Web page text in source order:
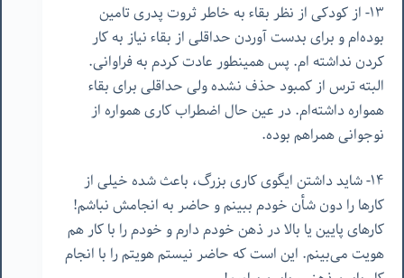
١٣- از کودکی از نظر بقاء به خاطر ثروت پدری تامین
بوده‌ام و برای بدست آوردن حداقلی از بقاء نیاز به کار
کردن نداشته ام. پس همینطور عادت کردم به فراوانی.
البته ترس از کمبود حذف نشده ولی حداقلی برای بقاء
همواره داشته‌ام. در عین حال اضطراب کاری همواره از
نوجوانی همراهم بوده.
١۴- شاید داشتن ایگوی کاری بزرگ، باعث شده خیلی از
کارها را دون شأن خودم ببینم و حاضر به انجامش نباشم!
کارهای پایین یا بالا در ذهن خودم دارم و خودم را با کار هم
هویت می‌بینم. این است که حاضر نیستم هویتم را با انجام